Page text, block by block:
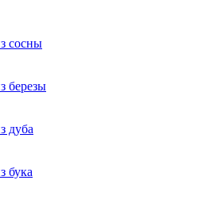
сосны
березы
дуба
бука